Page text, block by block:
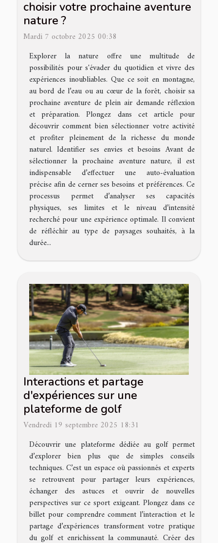
choisir votre prochaine aventure
nature ?
Mardi 7 octobre 2025 00:38
Explorer la nature offre une multitude de
possibilités pour s'évader du quotidien et vivre des
expériences inoubliables. Que ce soit en montagne,
au bord de l’eau ou au cœur de la forêt, choisir sa
prochaine aventure de plein air demande réflexion
et préparation. Plongez dans cet article pour
découvrir comment bien sélectionner votre activité
et profiter pleinement de la richesse du monde
naturel. Identifier ses envies et besoins Avant de
sélectionner la prochaine aventure nature, il est
indispensable d’effectuer une auto-évaluation
précise afin de cerner ses besoins et préférences. Ce
processus permet d’analyser ses capacités
physiques, ses limites et le niveau d’intensité
recherché pour une expérience optimale. Il convient
de réfléchir au type de paysages souhaités, à la
durée...
Interactions et partage
d'expériences sur une
plateforme de golf
Vendredi 19 septembre 2025 18:31
Découvrir une plateforme dédiée au golf permet
d’explorer bien plus que de simples conseils
techniques. C’est un espace où passionnés et experts
se retrouvent pour partager leurs expériences,
échanger des astuces et ouvrir de nouvelles
perspectives sur ce sport exigeant. Plongez dans ce
billet pour comprendre comment l’interaction et le
partage d’expériences transforment votre pratique
du golf et enrichissent la communauté. Créer des